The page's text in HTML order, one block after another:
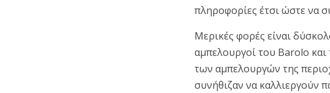
πληροφορίες έτσι ώστε να
Μερικές φορές είναι
αμπελουργοί του Barolo και
των αμπελουργών της
συνήθιζαν να καλλιεργούν